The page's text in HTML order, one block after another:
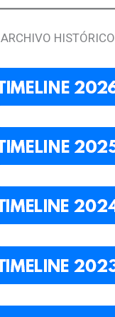
ARCHIVO HISTÓRICO